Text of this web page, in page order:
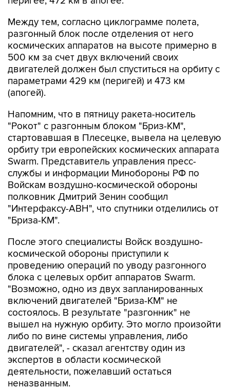
Между тем, согласно циклограмме полета,
разгонный блок после отделения от него
космических аппаратов на высоте примерно в
500 км за счет двух включений своих
двигателей должен был спуститься на орбиту с
параметрами 429 км (перигей) и 473 км
(апогей).
Напомним, что в пятницу ракета-носитель
"Рокот" с разгонным блоком "Бриз-КМ",
стартовавшая в Плесецке, вывела на целевую
орбиту три европейских космических аппарата
Swarm. Представитель управления пресс-
службы и информации Минобороны РФ по
Войскам воздушно-космической обороны
полковник Дмитрий Зенин сообщил
"Интерфаксу-АВН", что спутники отделились от
"Бриза-КМ".
После этого специалисты Войск воздушно-
космической обороны приступили к
проведению операций по уводу разгонного
блока с целевых орбит аппаратов Swarm.
"Возможно, одно из двух запланированных
включений двигателей "Бриза-КМ" не
состоялось. В результате "разгонник" не
вышел на нужную орбиту. Это могло произойти
либо по вине системы управления, либо
двигателей", - сказал агентству один из
экспертов в области космической
деятельности, пожелавший остаться
неназванным.